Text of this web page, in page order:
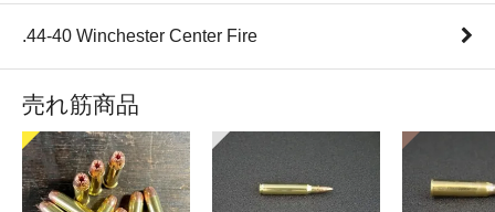
.44-40 Winchester Center Fire
売れ筋商品